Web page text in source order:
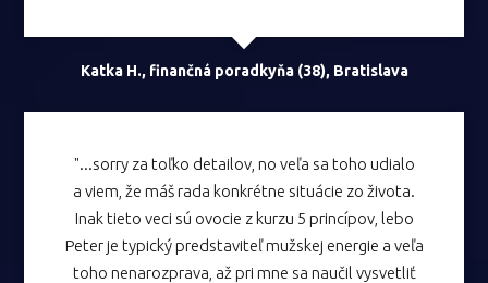
Katka H., finančná poradkyňa (38), Bratislava
"...sorry za toľko detailov, no veľa sa toho udialo
a viem, že máš rada konkrétne situácie zo života.
Inak tieto veci sú ovocie z kurzu 5 princípov, lebo
Peter je typický predstaviteľ mužskej energie a veľa
toho nenarozprava, až pri mne sa naučil vysvetliť